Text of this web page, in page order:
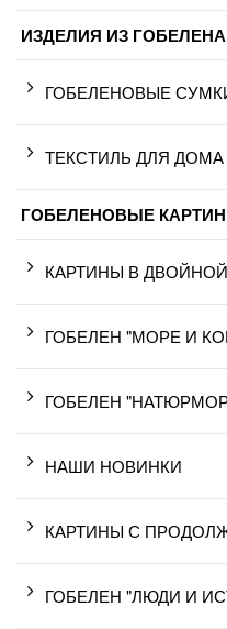
ИЗДЕЛИЯ ИЗ ГОБЕЛЕНА
ГОБЕЛЕНОВЫЕ
ТЕКСТИЛЬ ДЛЯ ДОМА
ГОБЕЛЕНОВЫЕ
КАРТИНЫ В
ГОБЕЛЕН "МОРЕ И
ГОБЕЛЕН
НАШИ НОВИНКИ
КАРТИНЫ С
ГОБЕЛЕН "ЛЮДИ И